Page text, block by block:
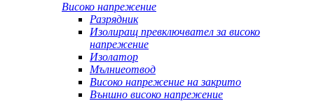
Високо напрежение
Разрядник
Изолиращ превключвател за високо
напрежение
Изолатор
Мълниеотвод
Високо напрежение на закрито
Външно високо напрежение